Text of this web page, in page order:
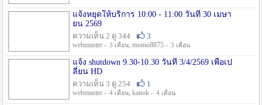
แจ้งหยุดให้บริการ 10:00 - 11:00 วันที่ 30 เมษา
ยน 2569
ความเห็น 2 ดู 344
3
webmaster - 3 เดือน, momo8875 - 3 เดือน
แจ้ง shutdown 9.30-10.30 วันที่ 3/4/2569 เพื่อเป
ลี่ยน HD
ความเห็น 3 ดู 254
1
webmaster - 4 เดือน, kanok - 4 เดือน